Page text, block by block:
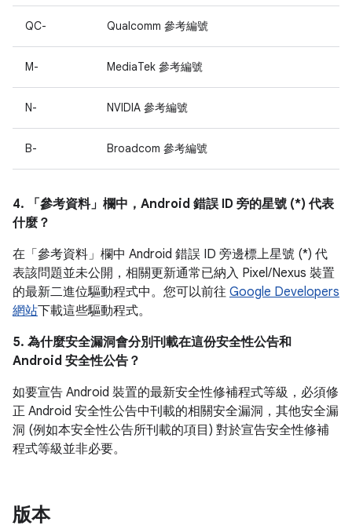
QC- Qualcomm 參考編號
M- MediaTek 參考編號
N- NVIDIA 參考編號
B- Broadcom 參考編號
4. 「參考資料」 欄中，Android 錯誤 ID 旁的星號 (*) 代表
什麼？
在「參考資料」 欄中 Android 錯誤 ID 旁邊標上星號 (*) 代
表該問題並未公開，相關更新通常已納入 Pixel/Nexus 裝置
的最新二進位驅動程式中。您可以前往 Google Developers
網站下載這些驅動程式。
5. 為什麼安全漏洞會分別刊載在這份安全性公告和
Android 安全性公告？
如要宣告 Android 裝置的最新安全性修補程式等級，必須修
正 Android 安全性公告中刊載的相關安全漏洞，其他安全漏
洞 (例如本安全性公告所刊載的項目) 對於宣告安全性修補
程式等級並非必要。
版本